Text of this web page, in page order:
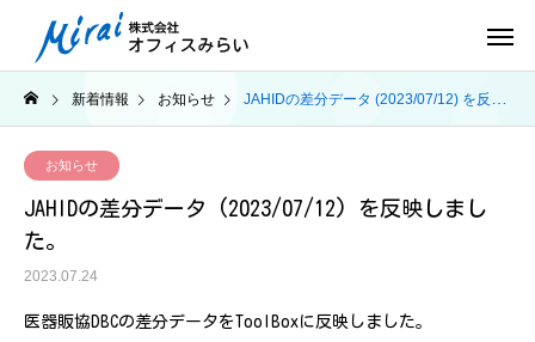
新着情報 お知らせ JAHIDの差分データ (2023/07/12) を反映しました。
お知らせ
JAHIDの差分データ (2023/07/12) を反映しまし
た。
2023.07.24
医器販協DBCの差分データをToolBoxに反映しました。